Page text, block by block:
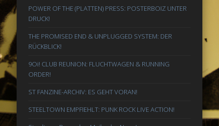
POWER OF THE (PLATTEN) PRESS: POSTERBOIZ UNTER
DRUCK!
THE PROMISED END & UNPLUGGED SYSTEM: DER
RÜCKBLICK!
9Oi! CLUB REUNION: FLUCHTWAGEN & RUNNING
ORDER!
ST FANZINE-ARCHIV: ES GEHT VORAN!
STEELTOWN EMPFIEHLT: PUNK ROCK LIVE ACTION!